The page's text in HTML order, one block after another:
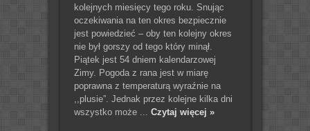
kolejnych miesięcy tego roku. Snując
oczekiwania na ten okres bezpiecznie
jest powiedzieć – oby ten kolejny okres
nie był gorszy od tego który minął.
Piątek jest 54 dniem kalendarzowej
Zimy. Pogoda z rana jest w miarę
poprawna z temperaturą wyraźnie na
,,plusie”. Jednak przez kolejne kilka dni
wszystko może ... Czytaj więcej »